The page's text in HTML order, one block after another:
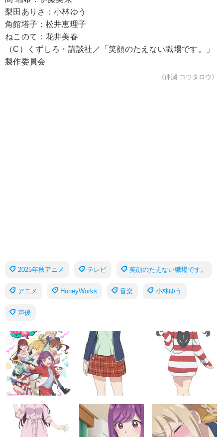
梨田ありさ：小林ゆう
角館塔子：松井恵理子
ねこのて：花井美春
（C）くずしろ・講談社／「笑顔のたえない職場です。」
製作委員会
《仲瀬 コウタロウ》
2025年秋アニメ テレビ 笑顔のたえない職場です。
アニメ HoneyWorks 音楽 小林ゆう
声優